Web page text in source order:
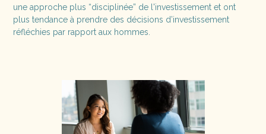
une approche plus “disciplinée” de l'investissement et ont
plus tendance à prendre des décisions d’investissement
réfléchies par rapport aux hommes.